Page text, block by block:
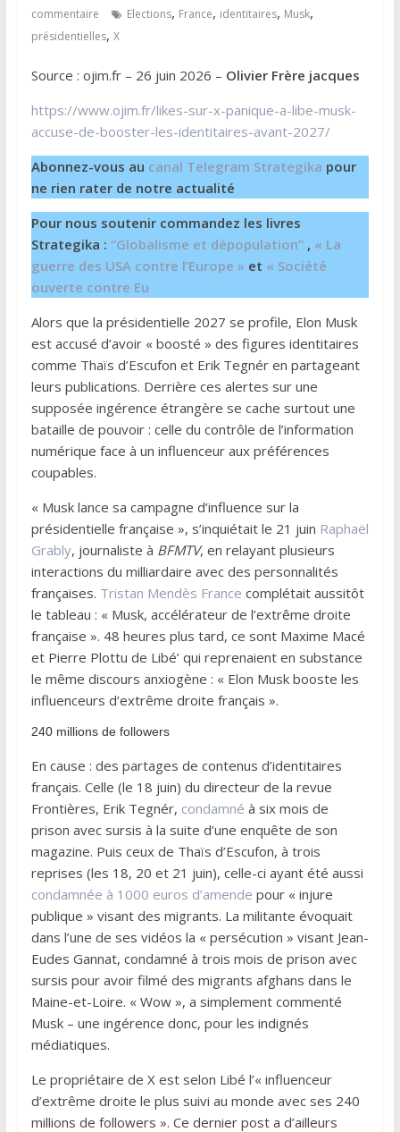
commentaire
Elections, France, identitaires, Musk,
présidentielles, X
Source : ojim.fr – 26 juin 2026 – Olivier Frère jacques
https://www.ojim.fr/likes-sur-x-panique-a-libe-musk-
accuse-de-booster-les-identitaires-avant-2027/
Abonnez-vous au canal Telegram Strategika pour
ne rien rater de notre actualité
Pour nous soutenir commandez les livres
Strategika : “Globalisme et dépopulation”, « La
guerre des USA contre l’Europe » et « Société
ouverte contre Eu
Alors que la présidentielle 2027 se profile, Elon Musk
est accusé d’avoir « boosté » des figures identitaires
comme Thaïs d’Escufon et Erik Tegnér en partageant
leurs publications. Derrière ces alertes sur une
supposée ingérence étrangère se cache surtout une
bataille de pouvoir : celle du contrôle de l’information
numérique face à un influenceur aux préférences
coupables.
« Musk lance sa campagne d’influence sur la
présidentielle française », s’inquiétait le 21 juin Raphaël
Grably, journaliste à BFMTV, en relayant plusieurs
interactions du milliardaire avec des personnalités
françaises. Tristan Mendès France complétait aussitôt
le tableau : « Musk, accélérateur de l’extrême droite
française ». 48 heures plus tard, ce sont Maxime Macé
et Pierre Plottu de Libé’ qui reprenaient en substance
le même discours anxiogène : « Elon Musk booste les
influenceurs d’extrême droite français ».
240 millions de followers
En cause : des partages de contenus d’identitaires
français. Celle (le 18 juin) du directeur de la revue
Frontières, Erik Tegnér, condamné à six mois de
prison avec sursis à la suite d’une enquête de son
magazine. Puis ceux de Thaïs d’Escufon, à trois
reprises (les 18, 20 et 21 juin), celle-ci ayant été aussi
condamnée à 1000 euros d’amende pour « injure
publique » visant des migrants. La militante évoquait
dans l’une de ses vidéos la « persécution » visant Jean-
Eudes Gannat, condamné à trois mois de prison avec
sursis pour avoir filmé des migrants afghans dans le
Maine-et-Loire. « Wow », a simplement commenté
Musk – une ingérence donc, pour les indignés
médiatiques.
Le propriétaire de X est selon Libé l’« influenceur
d’extrême droite le plus suivi au monde avec ses 240
millions de followers ». Ce dernier post a d’ailleurs